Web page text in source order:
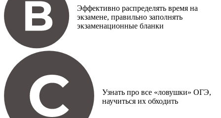
Эффективно распределять время на
экзамене, правильно заполнять
экзаменационные бланки
Узнать про все «ловушки» ОГЭ,
научиться их обходить